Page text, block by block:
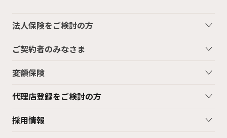
法人保険をご検討の方
ご契約者のみなさま
変額保険
代理店登録をご検討の方
採用情報